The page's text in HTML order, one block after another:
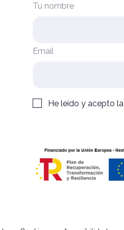
Tu nombre
Email
He leído y acepto la